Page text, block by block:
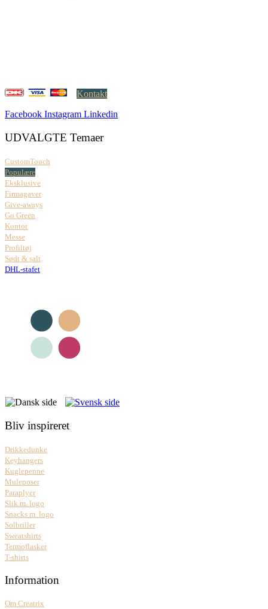
Kontakt
Facebook Instagram Linkedin
UDVALGTE Temaer
CustomTouch
Populære
Eksklusive
Firmagaver
Give-aways
Go Green
Kontor
Messe
Profiltøj
Sødt & salt
DHL-stafet
Bliv inspireret
Drikkedunke
Keyhangers
Kuglepenne
Muleposer
Paraplyer
Slik m. logo
Snacks m. logo
Solbriller
Sweatshirts
Termoflasker
T-shirts
Information
Om Creatrix